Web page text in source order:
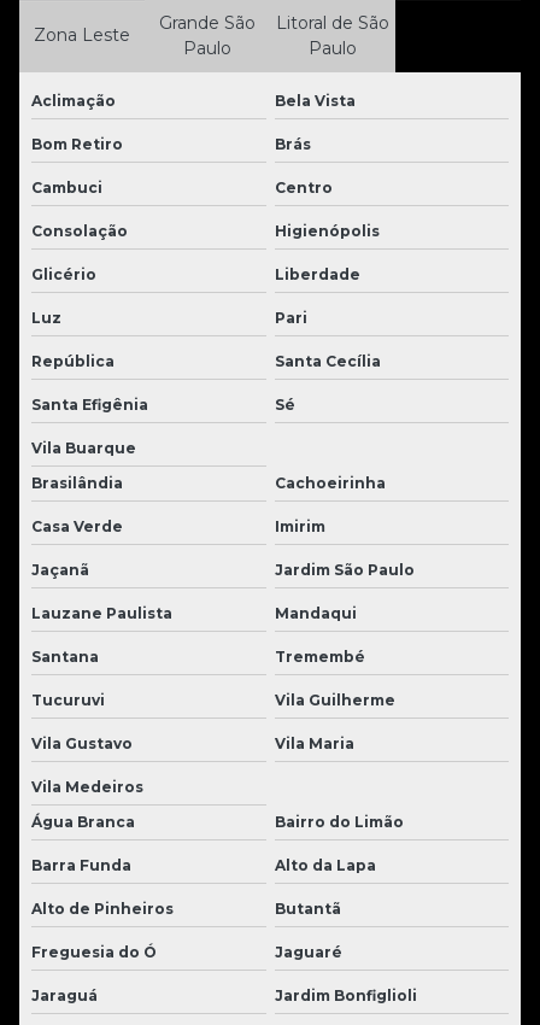
Zona Leste
Grande São
Paulo
Litoral de São
Paulo
Aclimação Bela Vista
Bom Retiro Brás
Cambuci Centro
Consolação Higienópolis
Glicério Liberdade
Luz Pari
República Santa Cecília
Santa Efigênia Sé
Vila Buarque
Brasilândia
Cachoeirinha
Casa Verde Imirim
Jaçanã Jardim São Paulo
Lauzane Paulista Mandaqui
Santana Tremembé
Tucuruvi Vila Guilherme
Vila Gustavo Vila Maria
Vila Medeiros
Água Branca
Bairro do Limão
Barra Funda Alto da Lapa
Alto de Pinheiros Butantã
Freguesia do Ó Jaguaré
Jaraguá Jardim Bonfiglioli